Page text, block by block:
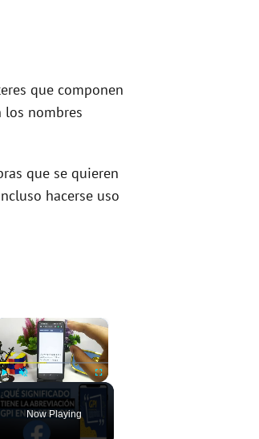
que componen
los nombres
que se quieren
hacerse uso
×
Play Unmute Fullscreen
Now Playing